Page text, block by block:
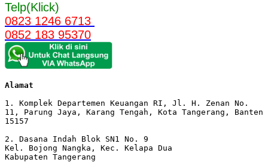
Telp(Klick)
0823 1246 6713
0852 183 95370
Alamat
1. Komplek Departemen Keuangan RI, Jl. H. Zenan No.
11, Parung Jaya, Karang Tengah, Kota Tangerang, Banten
15157
2. Dasana Indah Blok SN1 No. 9
Kel. Bojong Nangka, Kec. Kelapa Dua
Kabupaten Tangerang